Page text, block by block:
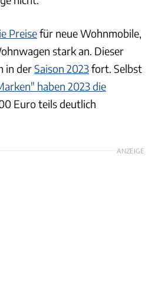
Preisefür neue Wohnmobile,
stark an. Dieser
in derSaison 2023fort. Selbst
haben 2023 die
Euro teils deutlich
ANZEIGE